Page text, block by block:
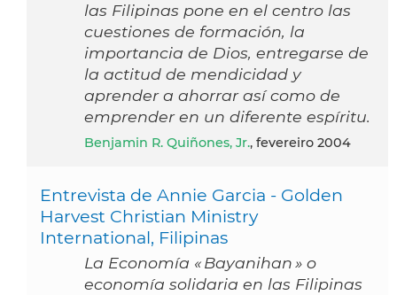
las Filipinas pone en el centro las
cuestiones de formación, la
importancia de Dios, entregarse de
la actitud de mendicidad y
aprender a ahorrar así como de
emprender en un diferente espíritu.
Benjamin R. Quiñones, Jr., fevereiro 2004
Entrevista de Annie Garcia - Golden
Harvest Christian Ministry
International, Filipinas
La Economía « Bayanihan » o
economía solidaria en las Filipinas